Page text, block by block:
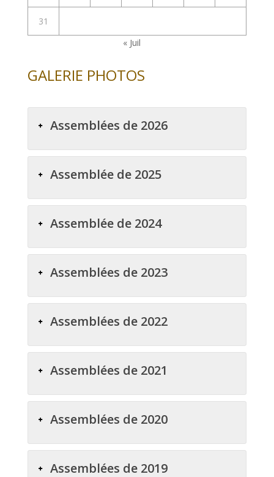
31
« Juil
GALERIE PHOTOS
Assemblées de 2026
Assemblée de 2025
Assemblée de 2024
Assemblées de 2023
Assemblées de 2022
Assemblées de 2021
Assemblées de 2020
Assemblées de 2019